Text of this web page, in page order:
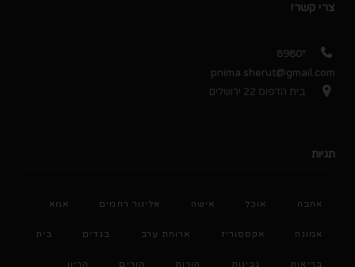
צרי קשר!
*8980
pnima.sherut@gmail.com
בית הדפוס 22 ירושלים
תגיות
אהבה אוכל אישה אלינור רחמים אמא
אמונה אקססוריז ארוחת ערב בגדים בית
בריאות גבינות הורות הורים הריון